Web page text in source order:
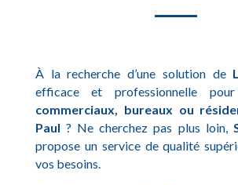
À la recherche d’une solution de
efficace et professionnelle
commerciaux, bureaux ou
Paul ? Ne cherchez pas plus loin,
propose un service de qualité
vos besoins.